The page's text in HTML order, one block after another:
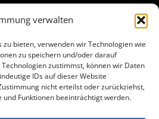
verwalten
bieten, verwenden wir Technologien wie
zu speichern und/oder darauf
zustimmst, können wir Daten
IDs auf dieser Website
nicht erteilst oder zurückziehst,
Funktionen beeinträchtigt werden.